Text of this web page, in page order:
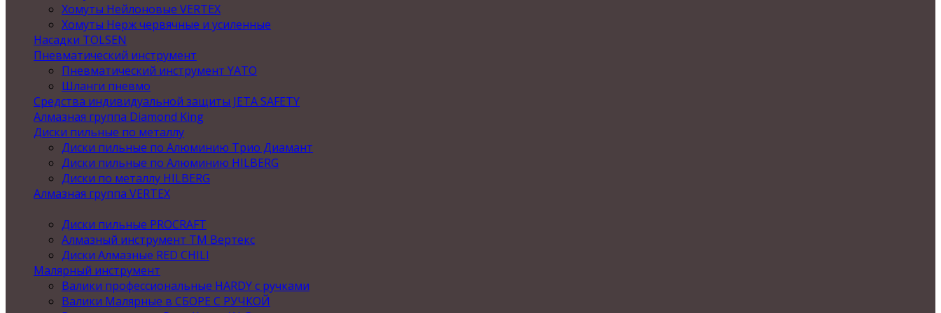
Хомуты Нейлоновые VERTEX
Хомуты Нерж червячные и усиленные
Насадки TOLSEN
Пневматический инструмент
Пневматический инструмент YATO
Шланги пневмо
Средства индивидуальной защиты JETA SAFETY
Алмазная группа Diamond King
Диски пильные по металлу
Диски пильные по Алюминию Трио Диамант
Диски пильные по Алюминию HILBERG
Диски по металлу HILBERG
Алмазная группа VERTEX
Диски пильные PROCRAFT
Алмазный инструмент ТМ Вертекс
Диски Алмазные RED CHILI
Малярный инструмент
Валики профессиональные HARDY с ручками
Валики Малярные в СБОРЕ С РУЧКОЙ